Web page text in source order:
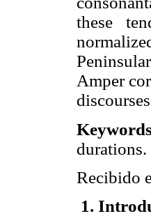
these
Amper
durations.
Recibido
1.